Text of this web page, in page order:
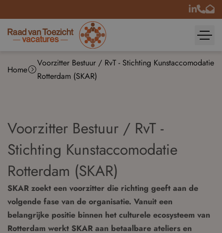
Home
Voorzitter Bestuur / RvT - Stichting Kunstaccomodatie
Rotterdam (SKAR)
Voorzitter Bestuur / RvT -
Stichting Kunstaccomodatie
Rotterdam (SKAR)
SKAR zoekt een voorzitter die richting geeft aan de
volgende fase van de organisatie. Vanuit een
belangrijke positie binnen het culturele ecosysteem van
Rotterdam werkt SKAR aan betaalbare ateliers en